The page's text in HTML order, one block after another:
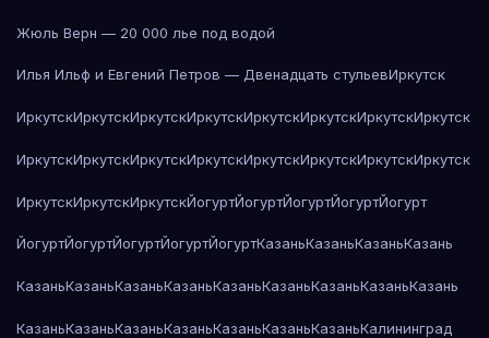
Жюль Верн — 20 000 лье под водой
Илья Ильф и Евгений Петров — Двенадцать стульевИркутск
ИркутскИркутскИркутскИркутскИркутскИркутскИркутскИркутск
ИркутскИркутскИркутскИркутскИркутскИркутскИркутскИркутск
ИркутскИркутскИркутскЙогуртЙогуртЙогуртЙогуртЙогурт
ЙогуртЙогуртЙогуртЙогуртЙогуртКазаньКазаньКазаньКазань
КазаньКазаньКазаньКазаньКазаньКазаньКазаньКазаньКазань
КазаньКазаньКазаньКазаньКазаньКазаньКазаньКалининград